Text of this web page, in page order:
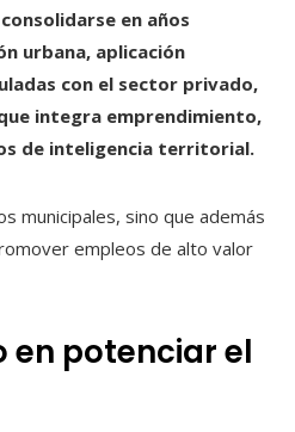
en años
urbana, aplicación
con el sector privado,
integra emprendimiento,
de inteligencia territorial.
municipales, sino que además
empleos de alto valor
en potenciar el